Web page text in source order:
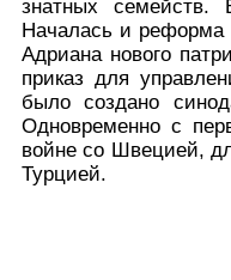
знатных
Началась и реформа
Адриана нового
приказ для
было создано
Одновременно с
войне со Швецией,
Турцией.